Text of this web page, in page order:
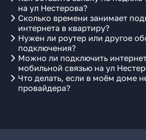
на ул Нестерова?
Сколько времени занимает
интернета в квартиру?
Нужен ли роутер или другое
подключения?
Можно ли подключить
мобильной связью на ул
Что делать, если в моём доме
провайдера?